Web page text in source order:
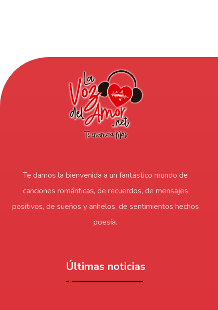
Te damos la bienvenida a un fantástico mundo de
canciones románticas, de recuerdos, de mensajes
positivos, de sueños y anhelos, de sentimientos hechos
poesía.
Últimas noticias